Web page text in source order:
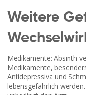
Weitere
Medikamente: Absinth
Medikamente,
Antidepressiva und
lebensgefährlich